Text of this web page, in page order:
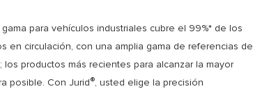
para vehículos industriales cubre el 99%* de los
en circulación, con una amplia gama de referencias de
los productos más recientes para alcanzar la mayor
posible. Con Jurid®, usted elige la precisión